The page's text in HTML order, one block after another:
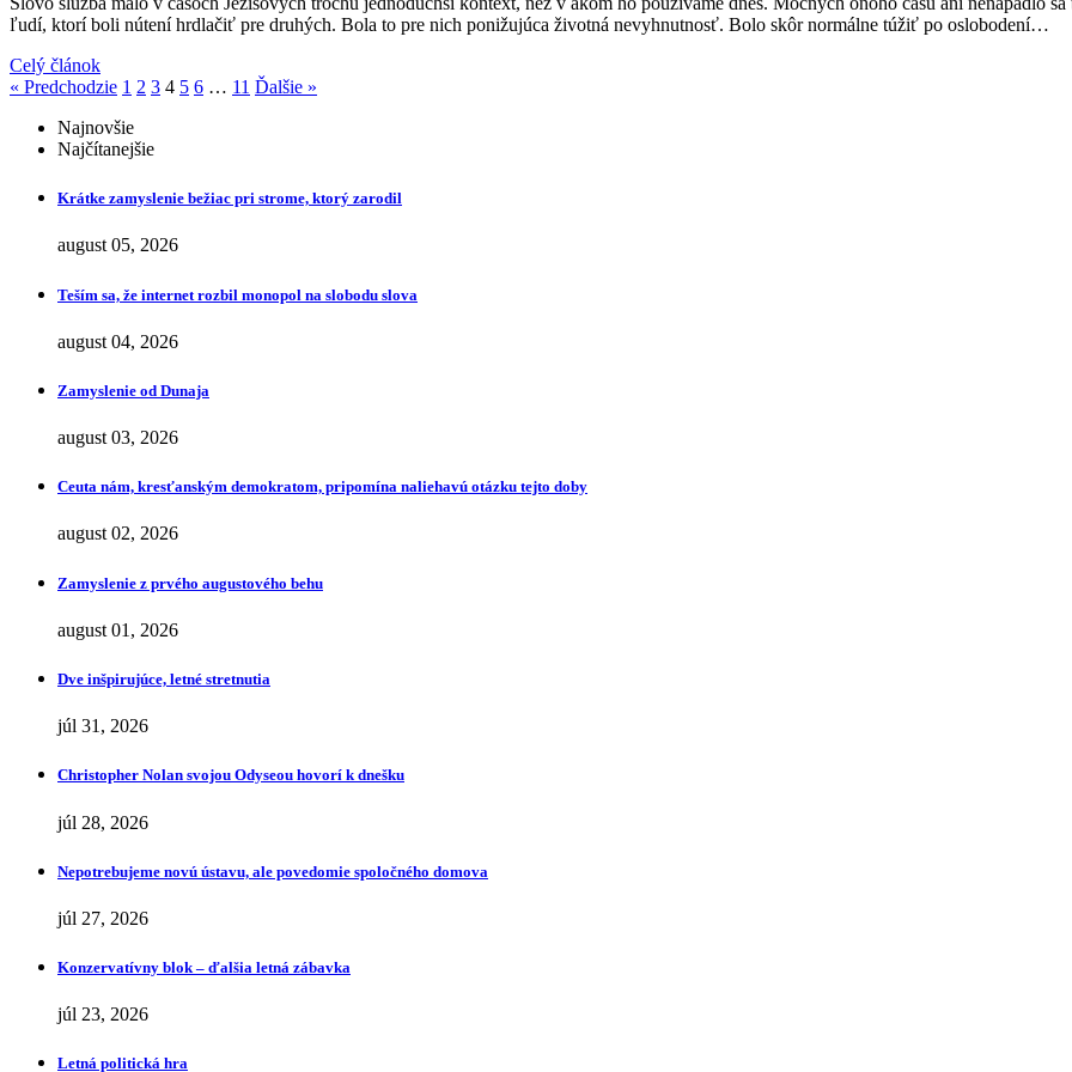
ľudí, ktorí boli nútení hrdlačiť pre druhých. Bola to pre nich ponižujúca životná nevyhnutnosť. Bolo skôr normálne túžiť po oslobodení…
Celý článok
« Predchodzie 1 2 3 4 5 6 … 11 Ďalšie »
Najnovšie
Najčítanejšie
Krátke zamyslenie bežiac pri strome, ktorý zarodil
august 05, 2026
Teším sa, že internet rozbil monopol na slobodu slova
august 04, 2026
Zamyslenie od Dunaja
august 03, 2026
Ceuta nám, kresťanským demokratom, pripomína naliehavú otázku tejto doby
august 02, 2026
Zamyslenie z prvého augustového behu
august 01, 2026
Dve inšpirujúce, letné stretnutia
júl 31, 2026
Christopher Nolan svojou Odyseou hovorí k dnešku
júl 28, 2026
Nepotrebujeme novú ústavu, ale povedomie spoločného domova
júl 27, 2026
Konzervatívny blok – ďalšia letná zábavka
júl 23, 2026
Letná politická hra